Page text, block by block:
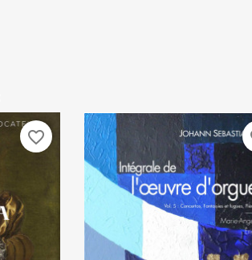
favorite_border